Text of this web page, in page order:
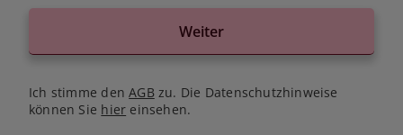
Weiter
Ich stimme denAGB zu. Die Datenschutzhinweise
können Sie hier einsehen.